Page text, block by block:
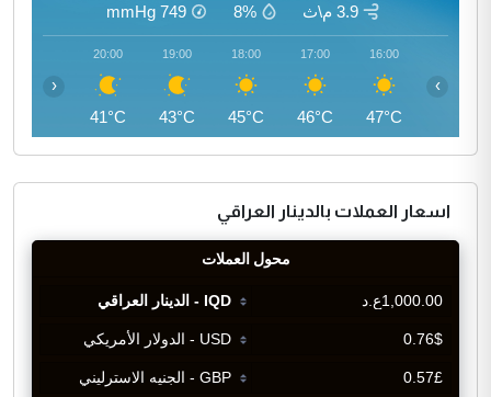
3.9 م\ث 8%
749
mmHg
16:00
47°C
17:00
46°C
18:00
45°C
19:00
43°C
20:00
41°C
‹ ›
اسعار العملات بالدينار العراقي